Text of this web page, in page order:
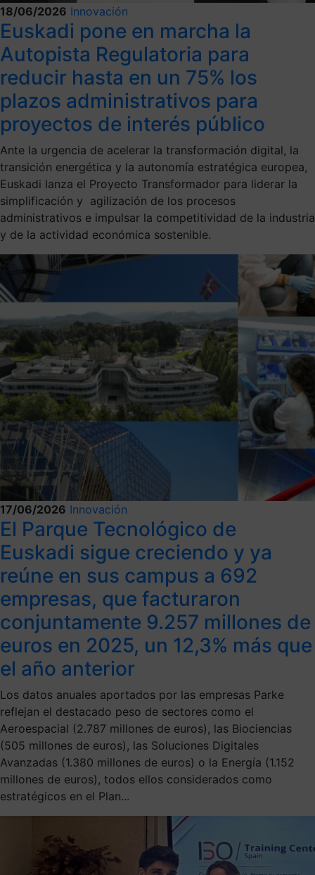
18/06/2026 Innovación
Euskadi pone en marcha la
Autopista Regulatoria para
reducir hasta en un 75% los
plazos administrativos para
proyectos de interés público
Ante la urgencia de acelerar la transformación digital, la
transición energética y la autonomía estratégica europea,
Euskadi lanza el Proyecto Transformador para liderar la
simplificación y agilización de los procesos
administrativos e impulsar la competitividad de la industria
y de la actividad económica sostenible.
17/06/2026 Innovación
El Parque Tecnológico de
Euskadi sigue creciendo y ya
reúne en sus campus a 692
empresas, que facturaron
conjuntamente 9.257 millones de
euros en 2025, un 12,3% más que
el año anterior
Los datos anuales aportados por las empresas Parke
reflejan el destacado peso de sectores como el
Aeroespacial (2.787 millones de euros), las Biociencias
(505 millones de euros), las Soluciones Digitales
Avanzadas (1.380 millones de euros) o la Energía (1.152
millones de euros), todos ellos considerados como
estratégicos en el Plan...